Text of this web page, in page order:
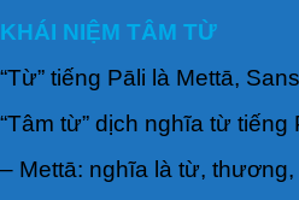
KHÁI NIỆM TÂM TỪ
“Từ” tiếng Pāli là Mettā,
“Tâm từ” dịch nghĩa từ tiếng
– Mettā: nghĩa là từ,